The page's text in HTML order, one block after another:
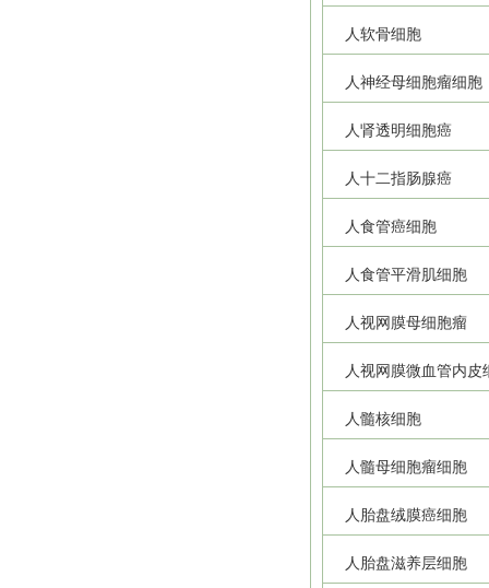
人软骨细胞
人神经母细胞瘤细胞
人肾透明细胞癌
人十二指肠腺癌
人食管癌细胞
人食管平滑肌细胞
人视网膜母细胞瘤
人视网膜微血管内皮
人髓核细胞
人髓母细胞瘤细胞
人胎盘绒膜癌细胞
人胎盘滋养层细胞